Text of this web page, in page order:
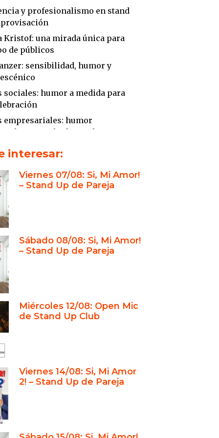
y profesionalismo en stand
Kristof: una mirada única para
de públicos
sensibilidad, humor y
sociales: humor a medida para
empresariales: humor
con resultados reales
y stand up: un diferencial
formación y confianza
que potencia cada evento
elegir a Kristof y Maio Tanzer
único para eventos sociales y
ideal y cercanía con el
una experiencia completa
y trayectoria del Stand Up Club
sociales en un entorno teatral
empresariales con impacto y
comodidad y servicio
de Kristof en su propio
elegir el Stand Up Club para tu
interesar:
Viernes 07/08: Si, Mi Amor!
– Stand Up de Pareja
Sábado 08/08: Si, Mi Amor!
– Stand Up de Pareja
Miércoles 12/08: Open Mic
de Stand Up Club
Viernes 14/08: Si, Mi Amor
2! – Stand Up de Pareja